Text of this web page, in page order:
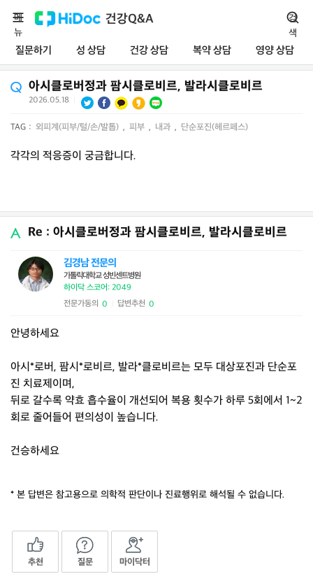
건강Q&A
질문하기 성 상담 건강 상담 복약 상담 영양 상담
메
뉴
검
색
아시클로버정과 팜시클로비르, 발라시클로비르
2026.05.18
TAG : 외피계(피부/털/손/발톱) , 피부 , 내과 , 단순포진(헤르페스)
각각의 적응증이 궁금합니다.
Re : 아시클로버정과 팜시클로비르, 발라시클로비르
김경남 전문의
가톨릭대학교 성빈센트병원
하이닥 스코어: 2049
전문가동의 0 답변추천 0
안녕하세요
아시*로버, 팜시*로비르, 발라*클로비르는 모두 대상포진과 단순포
진 치료제이며,
뒤로 갈수록 약효 흡수율이 개선되어 복용 횟수가 하루 5회에서 1~2
회로 줄어들어 편의성이 높습니다.
건승하세요
* 본 답변은 참고용으로 의학적 판단이나 진료행위로 해석될 수 없습니다.
추천 질문 마이닥터